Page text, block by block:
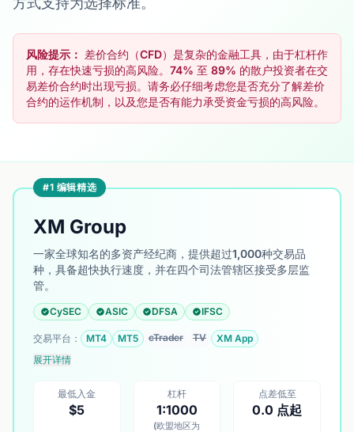
风险提示： 差价合约（CFD）是复杂的金融工具，由于杠杆作
用，存在快速亏损的高风险。74% 至 89% 的散户投资者在交
易差价合约时出现亏损。请务必仔细考虑您是否充分了解差价
合约的运作机制，以及您是否有能力承受资金亏损的高风险。
#1 编辑精选
XM Group
一家全球知名的多资产经纪商，提供超过1,000种交易品
种，具备超快执行速度，并在四个司法管辖区接受多层监
管。
CySEC ASIC DFSA IFSC
交易平台： MT4 MT5 cTrader TV
XM App
展开详情
最低入金
$5
杠杆
1:1000
(欧盟地区为
点差低至
0.0 点起